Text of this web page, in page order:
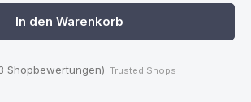
In den Warenkorb
Shopbewertungen)· Trusted Shops